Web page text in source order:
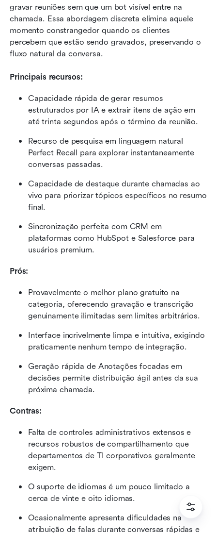
gravar reuniões sem que um bot visível entre na
chamada. Essa abordagem discreta elimina aquele
momento constrangedor quando os clientes
percebem que estão sendo gravados, preservando o
fluxo natural da conversa.
Principais recursos:
Capacidade rápida de gerar resumos
estruturados por IA e extrair itens de ação em
até trinta segundos após o término da reunião.
Recurso de pesquisa em linguagem natural
Perfect Recall para explorar instantaneamente
conversas passadas.
Capacidade de destaque durante chamadas ao
vivo para priorizar tópicos específicos no resumo
final.
Sincronização perfeita com CRM em
plataformas como HubSpot e Salesforce para
usuários premium.
Prós:
Provavelmente o melhor plano gratuito na
categoria, oferecendo gravação e transcrição
genuinamente ilimitadas sem limites arbitrários.
Interface incrivelmente limpa e intuitiva, exigindo
praticamente nenhum tempo de integração.
Geração rápida de Anotações focadas em
decisões permite distribuição ágil antes da sua
próxima chamada.
Contras:
Falta de controles administrativos extensos e
recursos robustos de compartilhamento que
departamentos de TI corporativos geralmente
exigem.
O suporte de idiomas é um pouco limitado a
cerca de vinte e oito idiomas.
Ocasionalmente apresenta dificuldades na
atribuição de falas durante conversas rápidas e